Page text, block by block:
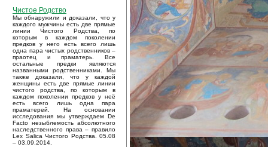
Чистое Родство
Мы обнаружили и доказали, что у
каждого мужчины есть две прямые
линии Чистого Родства, по
которым в каждом поколении
предков у него есть всего лишь
одна пара чистых родственников –
праотец и праматерь. Все
остальные предки являются
названными родственниками. Мы
также доказали, что у каждой
женщины есть две прямые линии
чистого родства, по которым в
каждом поколении предков у неё
есть всего лишь одна пара
праматерей. На основании
исследования мы утверждаем De
Facto незыблемость абсолютного
наследственного права – правило
Lex Salica Чистого Родства. 05.08
– 03.09.2014.